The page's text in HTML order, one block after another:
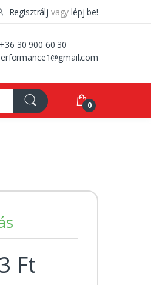
Regisztrálj vagy lépj be!
+36 30 900 60 30
0
Ft